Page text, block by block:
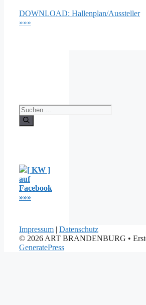
DOWNLOAD: Hallenplan/Aussteller
»»»
Suche
nach:
[ KW ]
auf
Facebook
»»»
Impressum | Datenschutz
© 2026 ART BRANDENBURG •
GeneratePress